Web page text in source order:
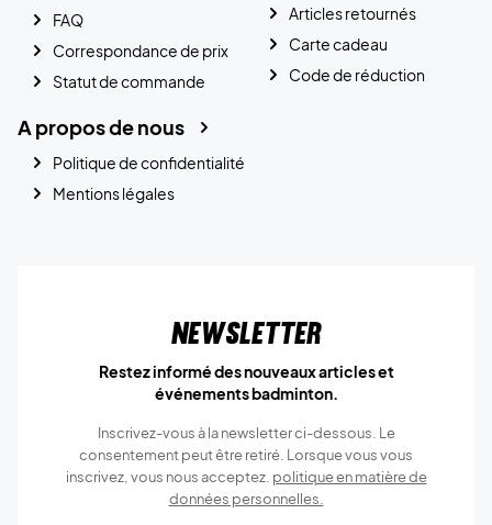
FAQ
Correspondance de prix
Statut de commande
Articles retournés
Carte cadeau
Code de réduction
A propos de nous
Politique de confidentialité
Mentions légales
Newsletter
Restez informé des nouveaux articles et
événements badminton.
Inscrivez-vous à la newsletter ci-dessous. Le
consentement peut être retiré. Lorsque vous vous
inscrivez, vous nous acceptez. politique en matière de
données personnelles.